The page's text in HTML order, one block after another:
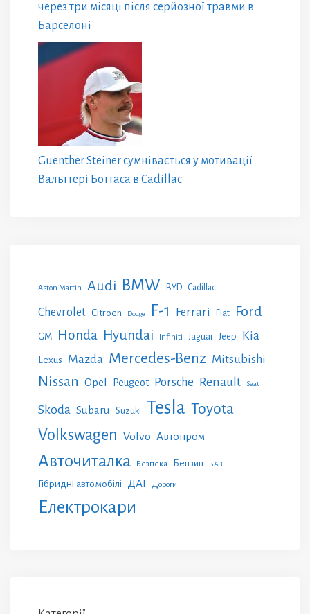
через три місяці після серйозної травми в
Барселоні
Guenther Steiner сумнівається у мотивації
Вальттері Боттаса в Cadillac
Aston Martin Audi BMW BYD Cadillac
Chevrolet Citroen Dodge F-1 Ferrari Fiat Ford
GM Honda Hyundai Infiniti Jaguar Jeep Kia
Lexus Mazda Mercedes-Benz Mitsubishi
Nissan Opel Peugeot Porsche Renault Seat
Skoda Subaru Suzuki Tesla Toyota
Volkswagen Volvo Автопром
Авточиталка Безпека Бензин ВАЗ
Гібридні автомобілі ДАІ Дороги
Електрокари